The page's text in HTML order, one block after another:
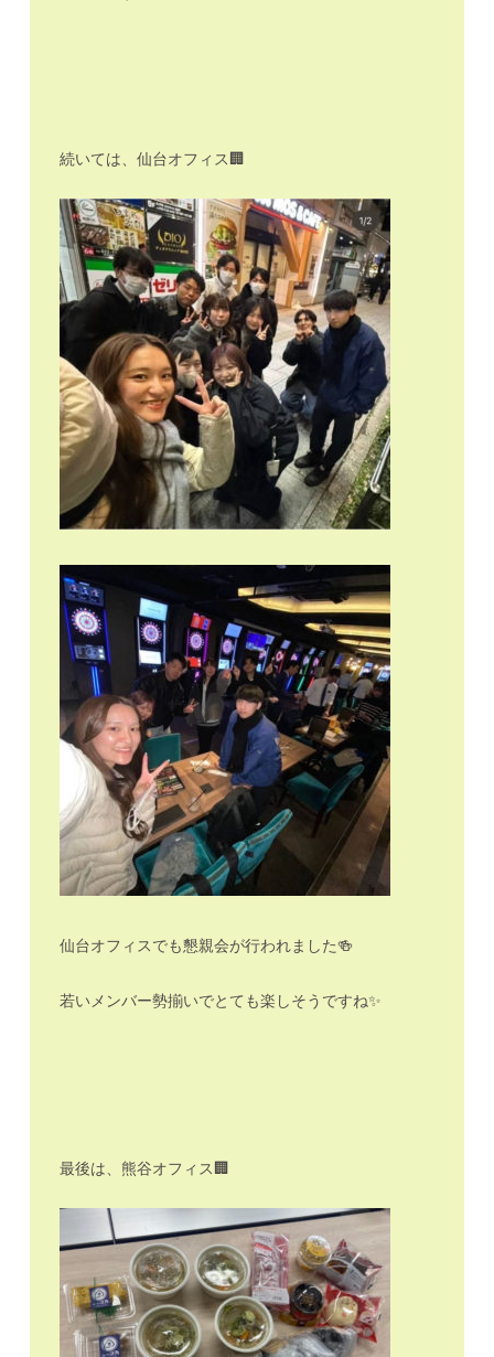
続いては、仙台オフィス🏢
仙台オフィスでも懇親会が行われました🍻
若いメンバー勢揃いでとても楽しそうですね✨
最後は、熊谷オフィス🏢